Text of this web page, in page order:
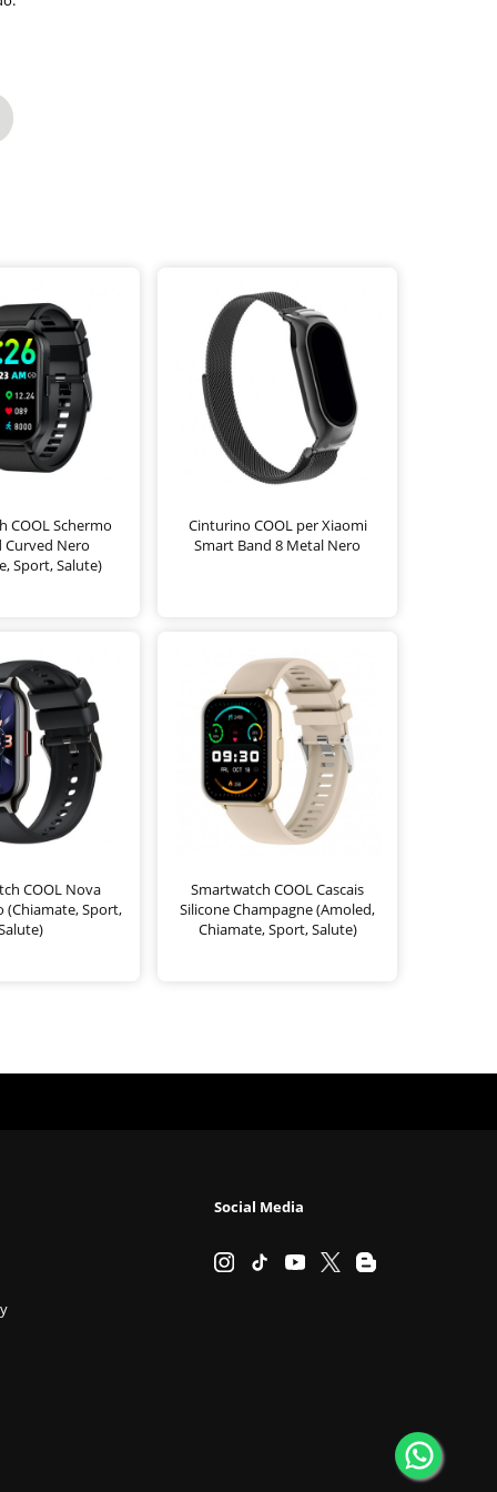
COOL Schermo
Curved Nero
Sport, Salute)
Cinturino COOL per Xiaomi
Smart Band 8 Metal Nero
COOL Nova
(Chiamate, Sport,
Smartwatch COOL Cascais
Silicone Champagne (Amoled,
Chiamate, Sport, Salute)
Social Media